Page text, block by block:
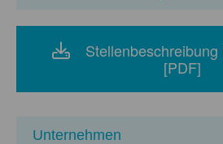
[PDF]
Unternehmen